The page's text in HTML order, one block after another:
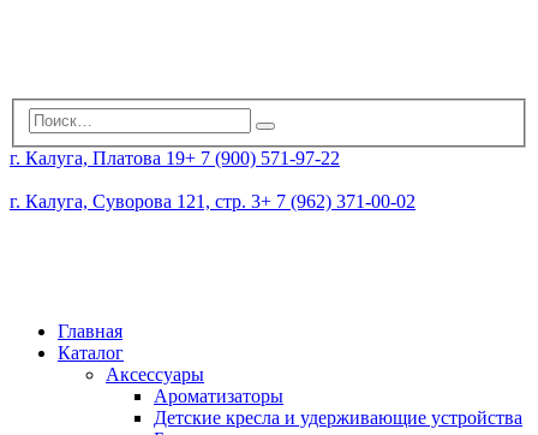
г. Калуга, Платова 19+ 7 (900) 571-97-22
г. Калуга, Суворова 121, стр. 3+ 7 (962) 371-00-02
Главная
Каталог
Аксессуары
Ароматизаторы
Детские кресла и удерживающие устройства